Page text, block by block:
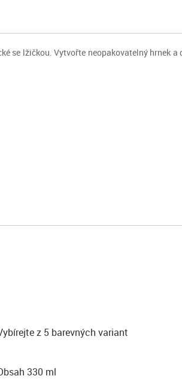
se lžičkou. Vytvořte neopakovatelný hrnek a
z 5 barevných variant
330 ml